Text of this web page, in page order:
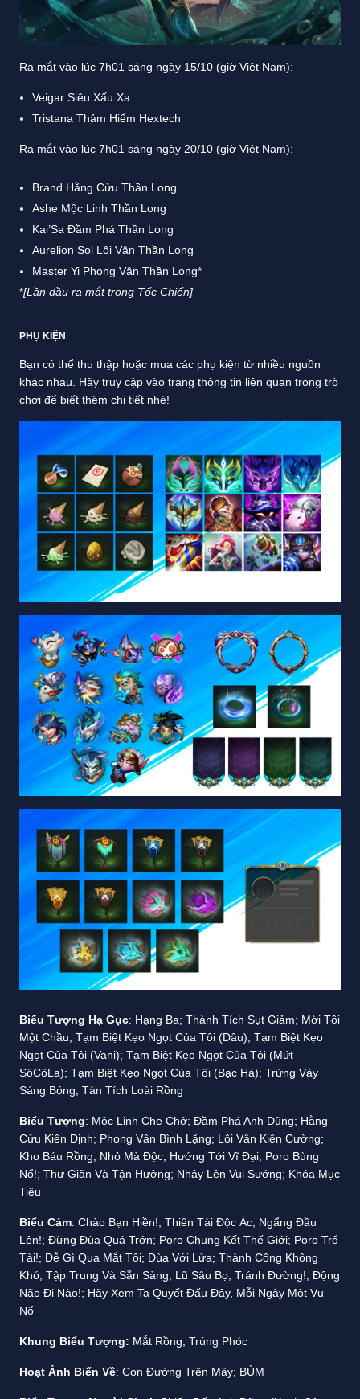
Ra mắt vào lúc 7h01 sáng ngày 15/10 (giờ Việt Nam):
Veigar Siêu Xấu Xa
Tristana Thảm Hiểm Hextech
Ra mắt vào lúc 7h01 sáng ngày 20/10 (giờ Việt Nam):
Brand Hằng Cửu Thần Long
Ashe Mộc Linh Thần Long
Kai’Sa Đầm Phá Thần Long
Aurelion Sol Lôi Vân Thần Long
Master Yi Phong Vân Thần Long*
*[Lần đầu ra mắt trong Tốc Chiến]
PHỤ KIỆN
Bạn có thể thu thập hoặc mua các phụ kiện từ nhiều nguồn
khác nhau. Hãy truy cập vào trang thông tin liên quan trong trò
chơi để biết thêm chi tiết nhé!
Biểu Tượng Hạ Gục: Hạng Ba; Thành Tích Sụt Giảm; Mời Tôi
Một Chầu; Tạm Biệt Kẹo Ngọt Của Tôi (Dâu); Tạm Biệt Kẹo
Ngọt Của Tôi (Vani); Tạm Biệt Kẹo Ngọt Của Tôi (Mứt
SôCôLa); Tạm Biệt Kẹo Ngọt Của Tôi (Bạc Hà); Trứng Vảy
Sáng Bóng, Tàn Tích Loài Rồng
Biểu Tượng: Mộc Linh Che Chở; Đầm Phá Anh Dũng; Hằng
Cửu Kiên Định; Phong Vân Bình Lặng; Lôi Vân Kiên Cường;
Kho Báu Rồng; Nhỏ Mà Độc; Hướng Tới Vĩ Đại; Poro Bùng
Nổ!; Thư Giãn Và Tận Hưởng; Nhảy Lên Vui Sướng; Khóa Mục
Tiêu
Biểu Cảm: Chào Bạn Hiền!; Thiên Tài Độc Ác; Ngẩng Đầu
Lên!; Đừng Đùa Quá Trớn; Poro Chung Kết Thế Giới; Poro Trổ
Tài!; Dễ Gì Qua Mắt Tôi; Đùa Với Lửa; Thành Công Không
Khó; Tập Trung Và Sẵn Sàng; Lũ Sâu Bọ, Tránh Đường!; Động
Não Đi Nào!; Hãy Xem Ta Quyết Đấu Đây, Mỗi Ngày Một Vụ
Nổ
Khung Biểu Tượng: Mắt Rồng; Trúng Phóc
Hoạt Ảnh Biến Về: Con Đường Trên Mây; BÙM